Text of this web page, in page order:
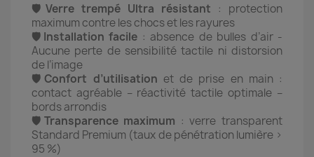
🛡️Verre trempé Ultra résistant : protection
maximum contre les chocs et les rayures
🛡️Installation facile : absence de bulles d’air -
Aucune perte de sensibilité tactile ni distorsion
de l’image
🛡️Confort d’utilisation et de prise en main :
contact agréable – réactivité tactile optimale –
bords arrondis
🛡️Transparence maximum : verre transparent
Standard Premium (taux de pénétration lumière >
95 %)